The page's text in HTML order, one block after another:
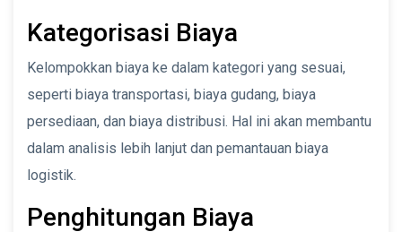
Kategorisasi Biaya
Kelompokkan biaya ke dalam kategori yang sesuai,
seperti biaya transportasi, biaya gudang, biaya
persediaan, dan biaya distribusi. Hal ini akan membantu
dalam analisis lebih lanjut dan pemantauan biaya
logistik.
Penghitungan Biaya